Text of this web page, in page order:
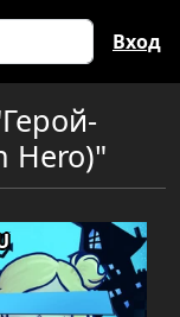
Вход
Hero)"